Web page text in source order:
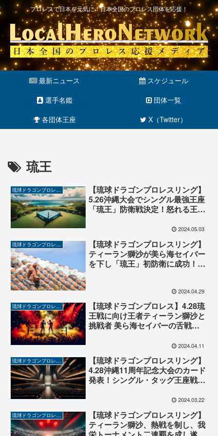
プロレスで日本を元気に！日本全国のプロレス団体を応援！
最新ニュース
スケジュール
選手名鑑
団体一覧
各団体王座
X（Twitter）
琉王
琉球ドラゴンプロレスリング
【琉球ドラゴンプロレスリング】
5.26沖縄大会でシングル最強王座
「琉王」防衛戦決定！怒れる王者
2024.05.03
【琉球ドラゴンプロレスリング】
ティーラン獅沙が美ら海セイバー
を下し「琉王」初防衛に成功！次
2024.04.29
琉球ドラゴンプロレスリング
【琉球ドラゴンプロレス】4.28琉
王戦に向け王者ティーラン獅沙と
挑戦者 美ら海セイバーの舌戦が
ョーで前哨戦が実現か！？2024.04.11
琉球ドラゴンプロレスリング
【琉球ドラゴンプロレスリング】
4.28沖縄11周年記念大会のカード
発表！シングル・タッグ王座戦に
2024.03.22
【琉球ドラゴンプロレスリング】
ティーラン獅沙、熱戦を制し、我